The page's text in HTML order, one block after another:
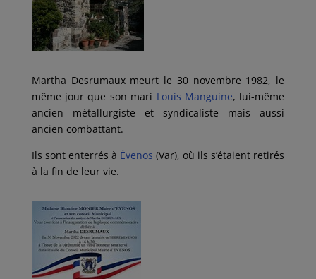
Martha Desrumaux meurt le 30 novembre 1982, le
même jour que son mari Louis Manguine, lui-même
ancien métallurgiste et syndicaliste mais aussi
ancien combattant.
Ils sont enterrés à Évenos (Var), où ils s’étaient retirés
à la fin de leur vie.